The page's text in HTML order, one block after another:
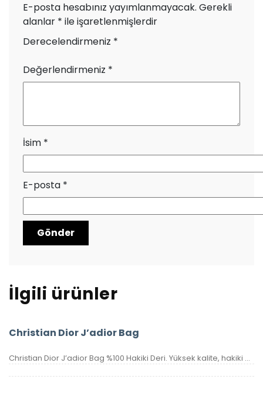
E-posta hesabınız yayımlanmayacak. Gerekli
alanlar * ile işaretlenmişlerdir
Derecelendirmeniz *
Değerlendirmeniz *
İsim *
E-posta *
İlgili ürünler
Christian Dior J’adior Bag
Christian Dior J’adior Bag %100 Hakiki Deri. Yüksek kalite, hakiki deri, ithal aksesuarlı, birebir üründür. Ebatı 26×17 cm dir. Kutulu, toz torbalı, sertifikalıdır.